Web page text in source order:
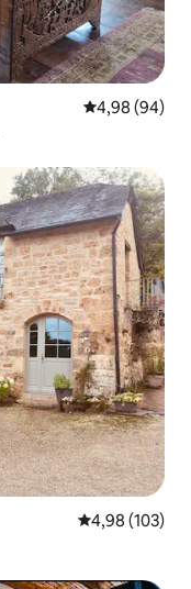
Gemiddelde
4,98 (94)
Gemiddelde
4,98 (103)